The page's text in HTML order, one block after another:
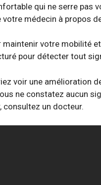
qui ne serre pas
médecin à propos
votre mobilité
pour détecter tout
voir une amélioration
ne constatez aucun
consultez un docteur.